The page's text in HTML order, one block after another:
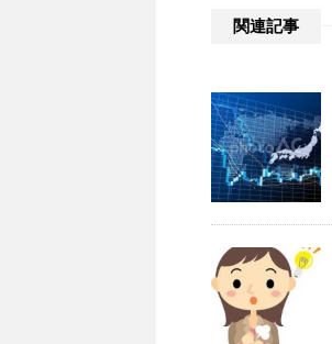
関連記事